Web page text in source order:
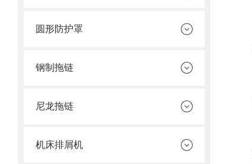
圆形防护罩
钢制拖链
尼龙拖链
机床排屑机
4.
1.